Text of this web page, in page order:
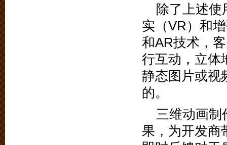
除了上述
实（VR）和
和AR技术，
行互动，立体
静态图片或视
的。
三维动画制
果，为开发商